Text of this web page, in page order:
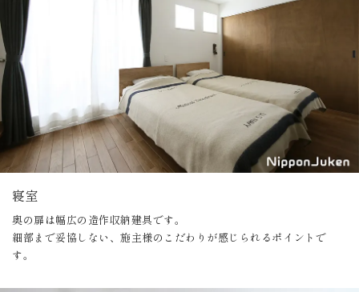
寝室
奥の扉は幅広の造作収納建具です。
細部まで妥協しない、施主様のこだわりが感じられるポイントで
す。